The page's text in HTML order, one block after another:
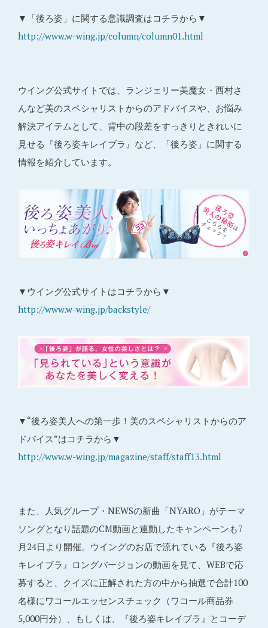
▼「後ろ姿」に関する意識調査はコチラから▼
http://www.w-wing.jp/column/column01.html
ウイング公式サイトでは、ランジェリー美魔女・西村さ
んなど美のスペシャリストからのアドバイスや、お悩み
解決アイテムとして、背中の段差をすっきりときれいに
見せる『後ろ姿キレイブラ』など、「後ろ姿」に関する
情報を紹介しています。
▼ウイング公式サイトはコチラから▼
http://www.w-wing.jp/backstyle/
▼“後ろ姿美人への第一歩！美のスペシャリストからのア
ドバイス”はコチラから▼
http://www.w-wing.jp/magazine/staff/staff13.html
また、人気グループ・NEWSの新曲「NYARO」がテーマ
ソングとなり話題のCM動画と連動したキャンペーンも7
月24日より開催。ウイングのお店で流れている『後ろ姿
キレイブラ』ロングバージョンの動画を見て、WEBで応
募すると、クイズに正解された方の中から抽選で合計100
名様にワコールエッセンスチェック（ワコール商品券
5,000円分）、もしくは、『後ろ姿キレイブラ』とコーデ